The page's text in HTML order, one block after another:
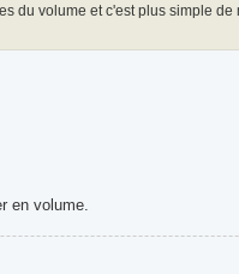
du volume et c'est plus simple
en volume.